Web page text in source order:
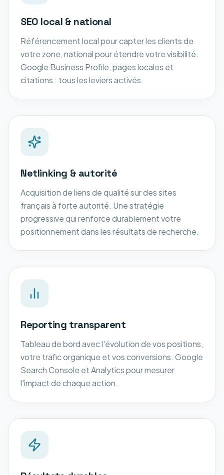
SEO local & national
Référencement local pour capter les clients de
votre zone, national pour étendre votre visibilité.
Google Business Profile, pages locales et
citations : tous les leviers activés.
Netlinking & autorité
Acquisition de liens de qualité sur des sites
français à forte autorité. Une stratégie
progressive qui renforce durablement votre
positionnement dans les résultats de recherche.
Reporting transparent
Tableau de bord avec l'évolution de vos positions,
votre trafic organique et vos conversions. Google
Search Console et Analytics pour mesurer
l'impact de chaque action.